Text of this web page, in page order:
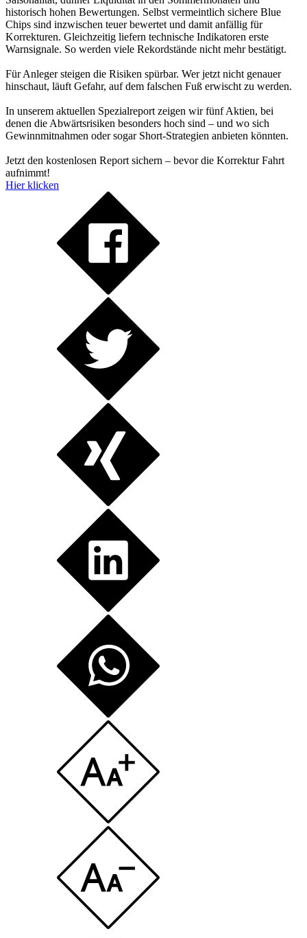
historisch hohen Bewertungen. Selbst vermeintlich sichere Blue
Chips sind inzwischen teuer bewertet und damit anfällig für
Korrekturen. Gleichzeitig liefern technische Indikatoren erste
Warnsignale. So werden viele Rekordstände nicht mehr bestätigt.
Für Anleger steigen die Risiken spürbar. Wer jetzt nicht genauer
hinschaut, läuft Gefahr, auf dem falschen Fuß erwischt zu werden.
In unserem aktuellen Spezialreport zeigen wir fünf Aktien, bei
denen die Abwärtsrisiken besonders hoch sind – und wo sich
Gewinnmitnahmen oder sogar Short-Strategien anbieten könnten.
Jetzt den kostenlosen Report sichern – bevor die Korrektur Fahrt
aufnimmt!
Hier klicken